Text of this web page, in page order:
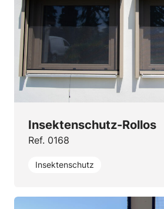
Insektenschutz-Rollos
Ref. 0168
Insektenschutz